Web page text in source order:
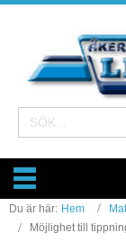
Du är här: Hem
Möjlighet till